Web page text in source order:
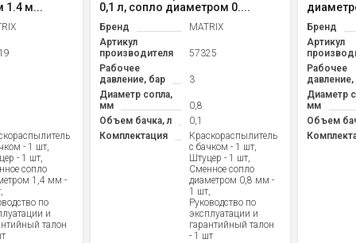
1.4 м...
- 1 шт,
- 1 шт,
сопло
1,4 мм -
по
и
талон
0,1 л, сопло диаметром 0....
Бренд
MATRIX
Артикул
производителя
57325
Рабочее
давление, бар
3
Диаметр сопла,
мм
0,8
Объем бачка, л
0,1
Комплектация
Краскораспылитель
с бачком - 1 шт,
Штуцер - 1 шт,
Сменное сопло
диаметром 0,8 мм -
1 шт,
Руководство по
эксплуатации и
гарантийный талон
- 1 шт
Бренд
Артикул
Рабочее
давление,
Диаметр
мм
Объем